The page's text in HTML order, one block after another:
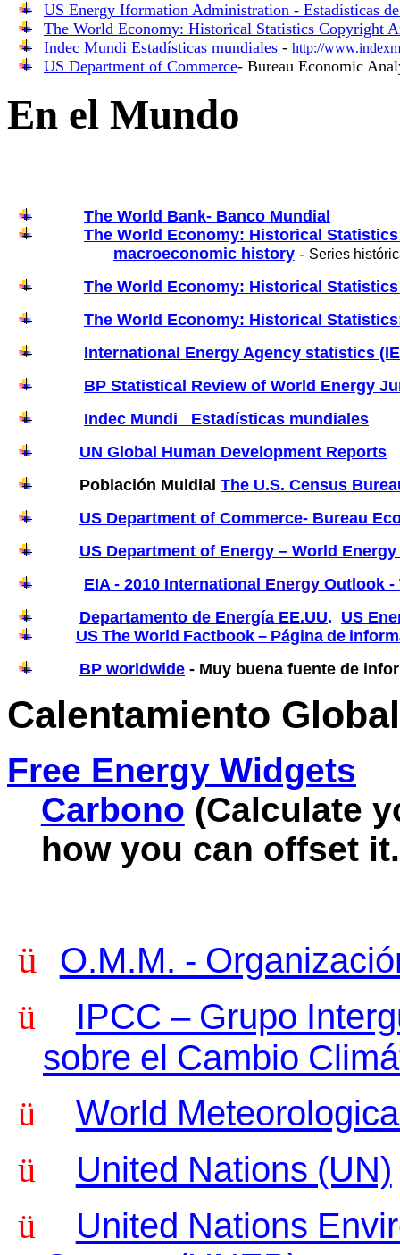
US Energy Iformation Administration - Estadísticas
The World Economy: Historical Statistics Copyright
Indec Mundi Estadísticas mundiales - http://
US Department of Commerce- Bureau Economic
En el Mundo
The World Bank- Banco Mundial
The World Economy: Historical
macroeconomic history- Series
The World Economy: Historical
The World Economy: Historical
International Energy Agency statistics
BP Statistical Review of World Energy
Indec Mundi Estadísticas mundiales
UN Global Human Development Reports
Población Muldial The U.S. Census
US Department of Commerce- Bureau
US Department of Energy – World
EIA - 2010 International Energy Outlook -
Departamento de Energía EE.UU. US
US The World Factbook – Página de
BP worldwide - Muy buena fuente de
Calentamiento Global
Free Energy Widgets
Carbono (Calculate
how you can offset
ü O.M.M. -
ü
IPCC – Grupo
sobre el Cambio
ü World
ü United Nations (UN)
ü
United Nations